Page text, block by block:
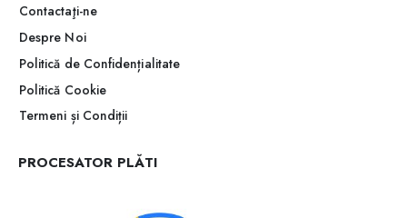
Contactaţi-ne
Despre Noi
Politică de Confidențialitate
Politică Cookie
Termeni și Condiții
PROCESATOR PLĂTI